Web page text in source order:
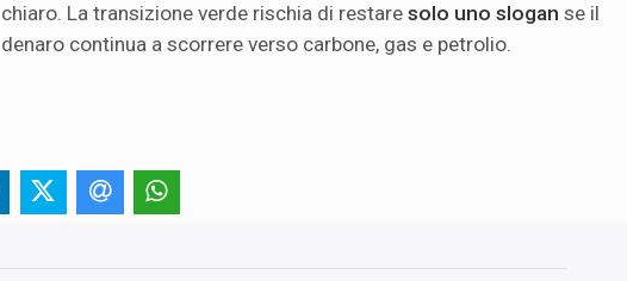
chiaro. La transizione verde rischia di restare solo uno slogan se il
denaro continua a scorrere verso carbone, gas e petrolio.